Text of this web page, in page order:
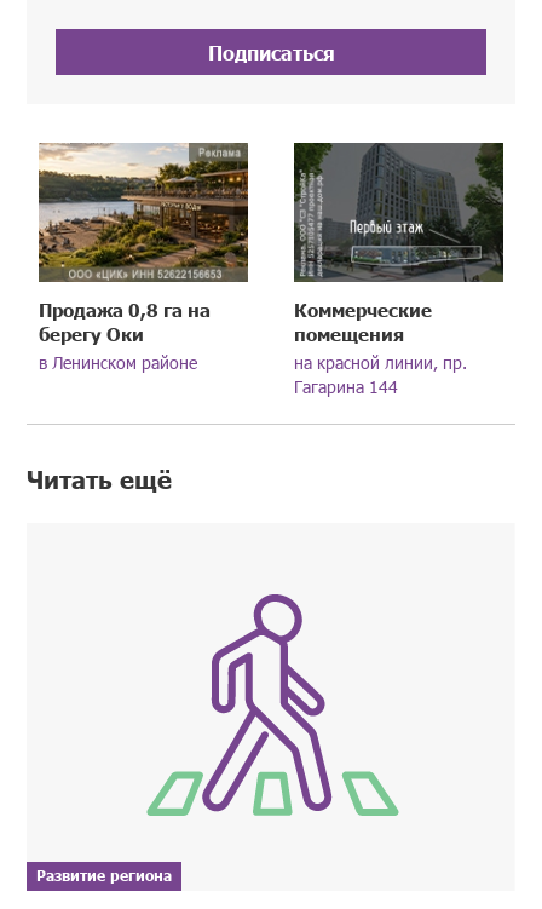
Подписаться
Продажа 0,8 га на
берегу Оки
в Ленинском районе
Коммерческие
помещения
на красной линии, пр.
Гагарина 144
Читать ещё
Развитие региона